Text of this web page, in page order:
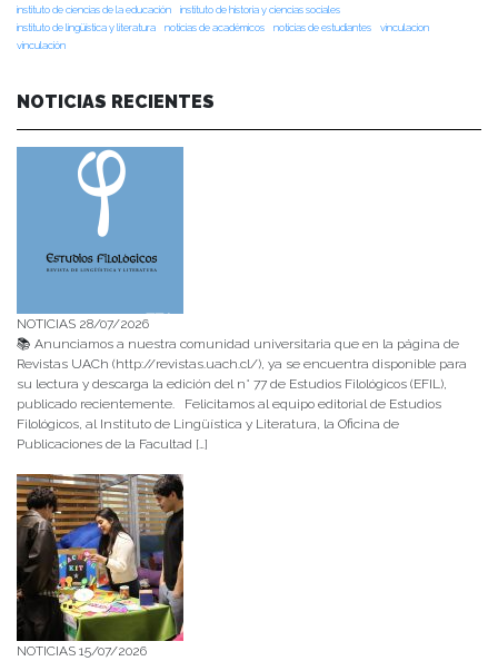
instituto de ciencias de la educación
instituto de historia y ciencias sociales
instituto de lingüística y literatura
noticias de académicos noticias de estudiantes
vinculacion
vinculación
NOTICIAS RECIENTES
NOTICIAS 28/07/2026
📚 Anunciamos a nuestra comunidad universitaria que en la página de
Revistas UACh (http://revistas.uach.cl/), ya se encuentra disponible para
su lectura y descarga la edición del n° 77 de Estudios Filológicos (EFIL),
publicado recientemente. Felicitamos al equipo editorial de Estudios
Filológicos, al Instituto de Lingüística y Literatura, la Oficina de
Publicaciones de la Facultad […]
NOTICIAS 15/07/2026